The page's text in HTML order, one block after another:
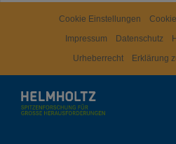
Cookie Einstellungen
Impressum
Datenschutz
Urheberrecht
Erklärung